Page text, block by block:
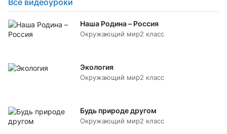
Все видеоуроки
Наша Родина – Россия
Окружающий мир2 класс
Экология
Окружающий мир2 класс
Будь природе другом
Окружающий мир2 класс